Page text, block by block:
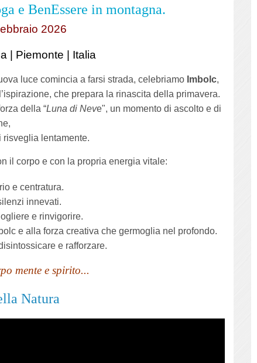
e BenEssere in montagna.
2026
| Piemonte | Italia
luce comincia a farsi strada, celebriamo Imbolc,
che prepara la rinascita della primavera.
della “Luna di Neve", un momento di ascolto e di
risveglia lentamente.
il corpo e con la propria energia vitale:
e centratura.
innevati.
e rinvigorire.
e alla forza creativa che germoglia nel profondo.
e rafforzare.
mente e spirito...
Natura